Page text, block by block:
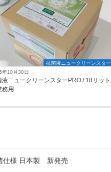
抗菌液ニュークリーンスター
年10月30日
液ニュークリーンスターPRO / 18リット
務用
仕様 日本製 新発売